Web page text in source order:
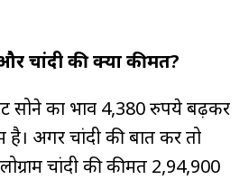
चांदी की क्या कीमत?
का भाव 4,380 रुपये बढ़कर
है। अगर चांदी की बात करें तो
चांदी की कीमत ₹2,94,900